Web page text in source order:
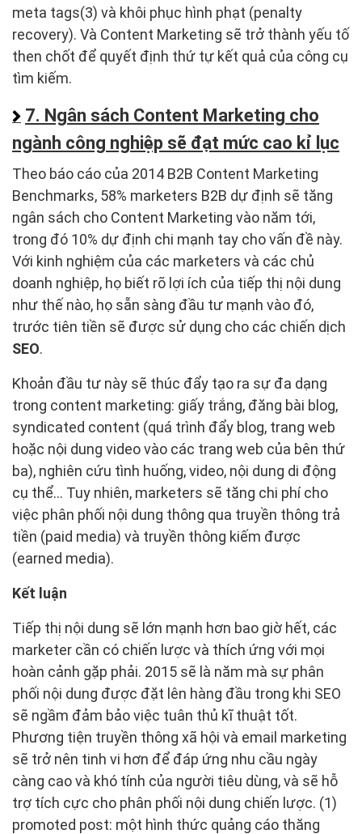
meta tags(3) và khôi phục hình phạt (penalty
recovery). Và Content Marketing sẽ trở thành yếu tố
then chốt để quyết định thứ tự kết quả của công cụ
tìm kiếm.
7. Ngân sách Content Marketing cho
ngành công nghiệp sẽ đạt mức cao kỉ lục
Theo báo cáo của 2014 B2B Content Marketing
Benchmarks, 58% marketers B2B dự định sẽ tăng
ngân sách cho Content Marketing vào năm tới,
trong đó 10% dự định chi mạnh tay cho vấn đề này.
Với kinh nghiệm của các marketers và các chủ
doanh nghiệp, họ biết rõ lợi ích của tiếp thị nội dung
như thế nào, họ sẵn sàng đầu tư mạnh vào đó,
trước tiên tiền sẽ được sử dụng cho các chiến dịch
SEO.
Khoản đầu tư này sẽ thúc đẩy tạo ra sự đa dạng
trong content marketing: giấy trắng, đăng bài blog,
syndicated content (quá trình đẩy blog, trang web
hoặc nội dung video vào các trang web của bên thứ
ba), nghiên cứu tình huống, video, nội dung di động
cụ thể… Tuy nhiên, marketers sẽ tăng chi phí cho
việc phân phối nội dung thông qua truyền thông trả
tiền (paid media) và truyền thông kiếm được
(earned media).
Kết luận
Tiếp thị nội dung sẽ lớn mạnh hơn bao giờ hết, các
marketer cần có chiến lược và thích ứng với mọi
hoàn cảnh gặp phải. 2015 sẽ là năm mà sự phân
phối nội dung được đặt lên hàng đầu trong khi SEO
sẽ ngầm đảm bảo việc tuân thủ kĩ thuật tốt.
Phương tiện truyền thông xã hội và email marketing
sẽ trở nên tinh vi hơn để đáp ứng nhu cầu ngày
càng cao và khó tính của người tiêu dùng, và sẽ hỗ
trợ tích cực cho phân phối nội dung chiến lược. (1)
promoted post: một hình thức quảng cáo thăng